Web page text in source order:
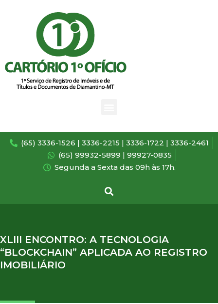
(65) 3336-1526 | 3336-2215 | 3336-1722 | 3336-2461
(65) 99932-5899 | 99927-0835
Segunda a Sexta das 09h às 17h.
XLIII ENCONTRO: A TECNOLOGIA
“BLOCKCHAIN” APLICADA AO REGISTRO
IMOBILIÁRIO